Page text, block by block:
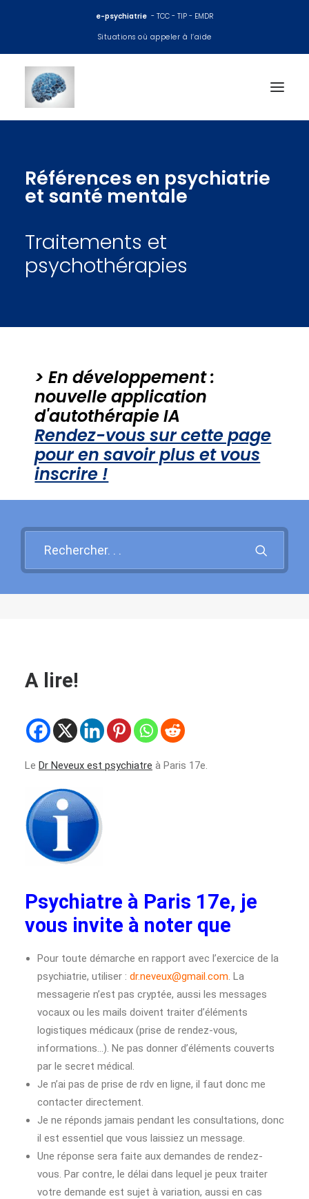
e-psychiatrie - TCC - TIP - EMDR
Situations où appeler à l’aide
Consultations psy
Thérapie interpersonnelle
Santé mentale
PROBLEMES PSY +++
Recherche
Références en psychiatrie
et santé mentale
Traitements et
psychothérapies
> En développement :
nouvelle application
d'autothérapie IA
Rendez-vous sur cette page
pour en savoir plus et vous
inscrire !
A lire!
Le Dr Neveux est psychiatre à Paris 17e.
Psychiatre à Paris 17e, je
vous invite à noter que
Pour toute démarche en rapport avec l’exercice de la
psychiatrie, utiliser : dr.neveux@gmail.com. La
messagerie n’est pas cryptée, aussi les messages
vocaux ou les mails doivent traiter d’éléments
logistiques médicaux (prise de rendez-vous,
informations…). Ne pas donner d’éléments couverts
par le secret médical.
Je n’ai pas de prise de rdv en ligne, il faut donc me
contacter directement.
Je ne réponds jamais pendant les consultations, donc
il est essentiel que vous laissiez un message.
Une réponse sera faite aux demandes de rendez-
vous. Par contre, le délai dans lequel je peux traiter
votre demande est sujet à variation, aussi en cas